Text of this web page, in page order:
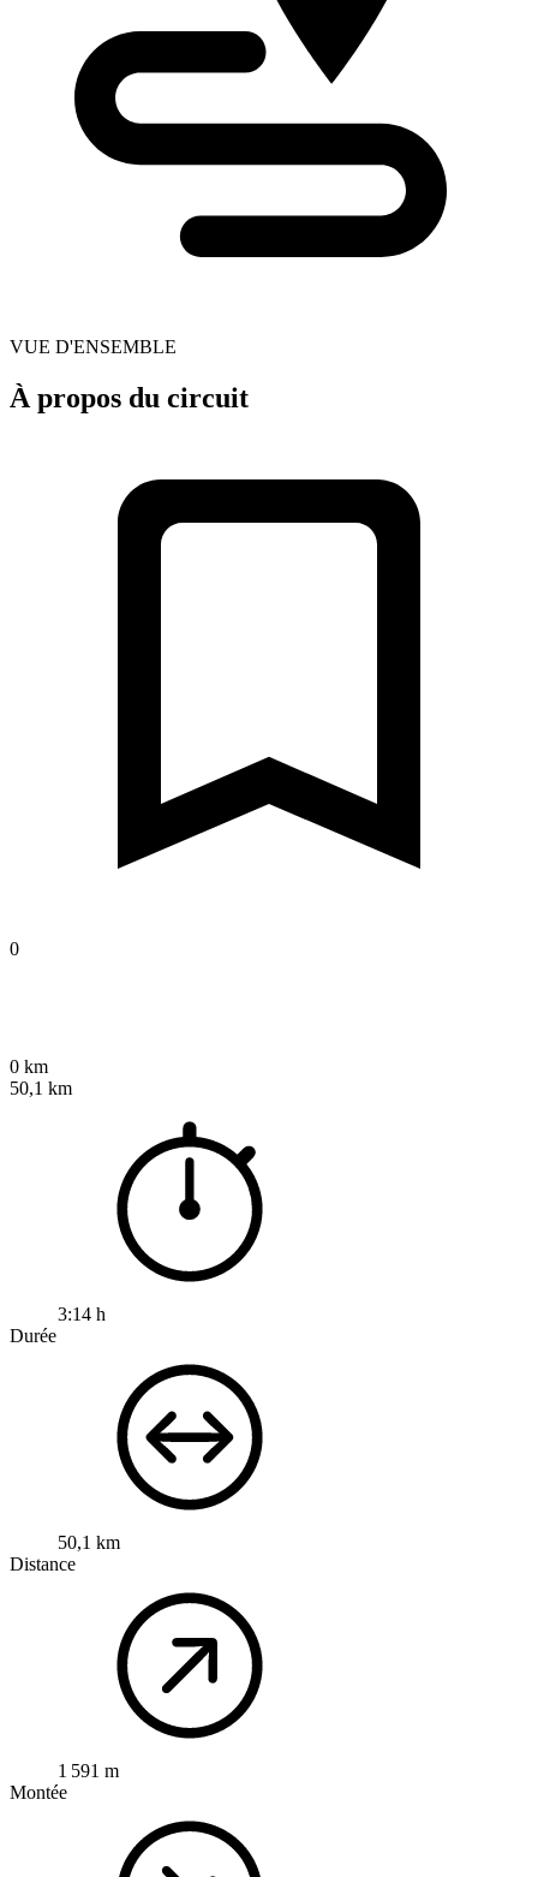
VUE D'ENSEMBLE
À propos du circuit
0
0 km
50,1 km
3:14 h
Durée
50,1 km
Distance
1 591 m
Montée